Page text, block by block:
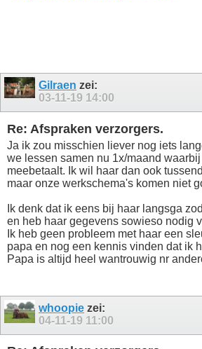
Gilraen zei:
03-11-19 14:00
Re: Afspraken verzorgers.
Ja ik zou misschien liever nog iets
we lessen samen nu 1x/maand
meebetaalt. Ik wil haar dan ook
maar onze werkschema's komen niet
Ik denk dat ik eens bij haar langsga
en heb haar gegevens sowieso nodig
Ik heb geen probleem met haar een
papa en nog een kennis vinden dat ik
Papa is altijd heel wantrouwig nr
whoopie zei:
04-11-19 11:00